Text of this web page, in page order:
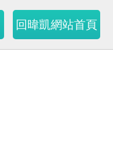
回暐凱網站首頁